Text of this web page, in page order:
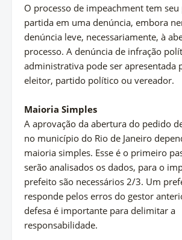
O processo de impeachment tem
partida em uma denúncia, embora
denúncia leve, necessariamente, à
processo. A denúncia de infração
administrativa pode ser apresentada
eleitor, partido político ou vereador.
Maioria Simples
A aprovação da abertura do pedido
no município do Rio de Janeiro
maioria simples. Esse é o primeiro
serão analisados os dados, para o
prefeito são necessários 2/3. Um
responde pelos erros do gestor
defesa é importante para delimitar a
responsabilidade.